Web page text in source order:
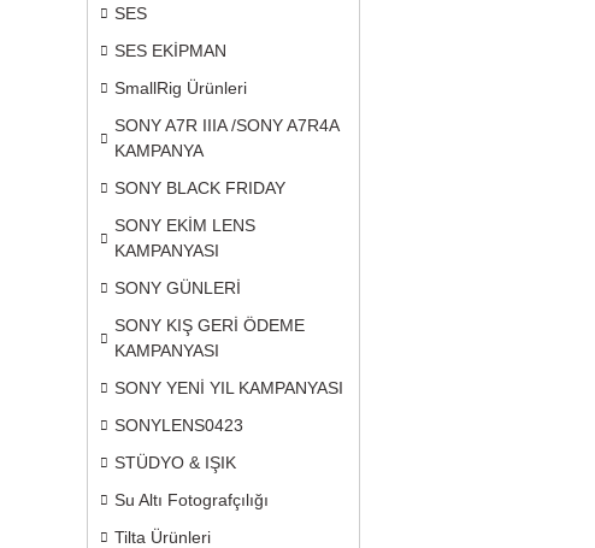
SES
SES EKİPMAN
SmallRig Ürünleri
SONY A7R IIIA /SONY A7R4A
KAMPANYA
SONY BLACK FRIDAY
SONY EKİM LENS
KAMPANYASI
SONY GÜNLERİ
SONY KIŞ GERİ ÖDEME
KAMPANYASI
SONY YENİ YIL KAMPANYASI
SONYLENS0423
STÜDYO & IŞIK
Su Altı Fotografçılığı
Tilta Ürünleri